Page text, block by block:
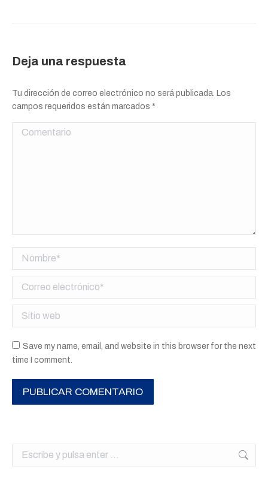
Deja una respuesta
Tu dirección de correo electrónico no será publicada. Los
campos requeridos están marcados *
Comentario
Nombre *
Correo electrónico *
Sitio web
Save my name, email, and website in this browser for the next
time I comment.
PUBLICAR COMENTARIO
Buscar: